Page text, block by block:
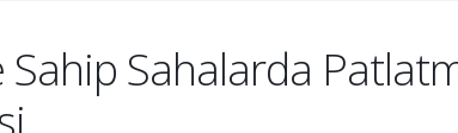
Sahalarda